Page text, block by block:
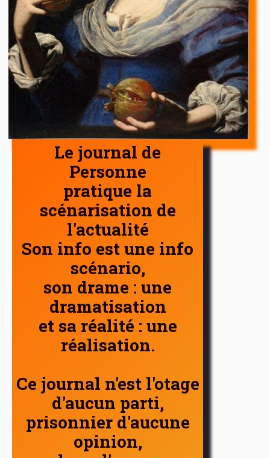
Le journal de
Personne
pratique la
scénarisation de
l'actualité
Son info est une info
scénario,
son drame : une
dramatisation
et sa réalité : une
réalisation.
Ce journal n'est l'otage
d'aucun parti,
prisonnier d'aucune
opinion,